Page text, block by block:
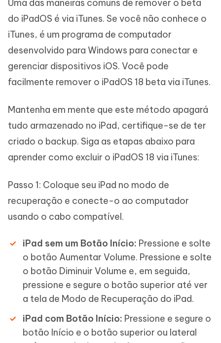
Uma das maneiras comuns de remover o beta
do iPadOS é via iTunes. Se você não conhece o
iTunes, é um programa de computador
desenvolvido para Windows para conectar e
gerenciar dispositivos iOS. Você pode
facilmente remover o iPadOS 18 beta via iTunes.
Mantenha em mente que este método apagará
tudo armazenado no iPad, certifique-se de ter
criado o backup. Siga as etapas abaixo para
aprender como excluir o iPadOS 18 via iTunes:
Passo 1: Coloque seu iPad no modo de
recuperação e conecte-o ao computador
usando o cabo compatível.
iPad sem um Botão Início: Pressione e solte
o botão Aumentar Volume. Pressione e solte
o botão Diminuir Volume e, em seguida,
pressione e segure o botão superior até ver
a tela de Modo de Recuperação do iPad.
iPad com Botão Início: Pressione e segure o
botão Início e o botão superior ou lateral